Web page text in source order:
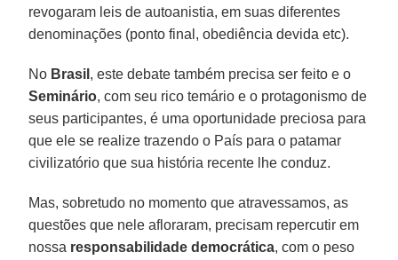
revogaram leis de autoanistia, em suas diferentes
denominações (ponto final, obediência devida etc).
No Brasil , este debate também precisa ser feito e o
Seminário, com seu rico temário e o protagonismo de
seus participantes, é uma oportunidade preciosa para
que ele se realize trazendo o País para o patamar
civilizatório que sua história recente lhe conduz.
Mas, sobretudo no momento que atravessamos, as
questões que nele afloraram, precisam repercutir em
nossa responsabilidade democrática, com o peso